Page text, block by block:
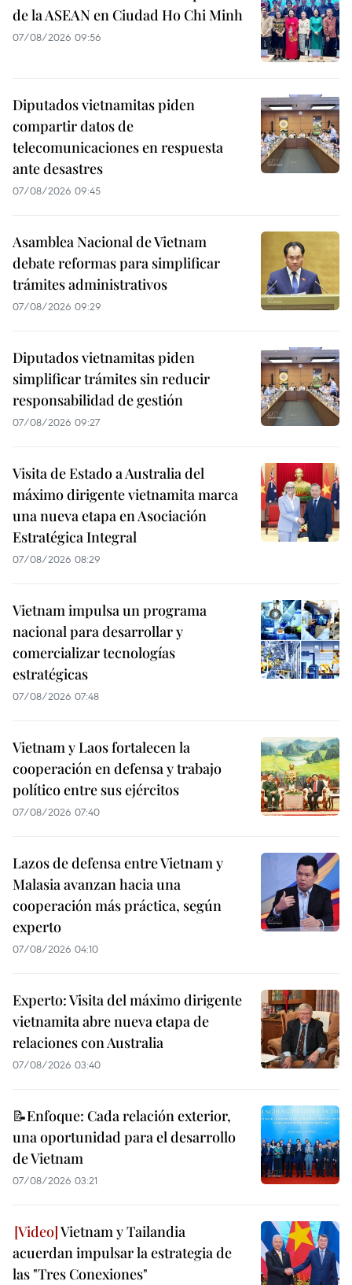
de la ASEAN en Ciudad Ho Chi Minh
07/08/2026 09:56
Diputados vietnamitas piden
compartir datos de
telecomunicaciones en respuesta
ante desastres
07/08/2026 09:45
Asamblea Nacional de Vietnam
debate reformas para simplificar
trámites administrativos
07/08/2026 09:29
Diputados vietnamitas piden
simplificar trámites sin reducir
responsabilidad de gestión
07/08/2026 09:27
Visita de Estado a Australia del
máximo dirigente vietnamita marca
una nueva etapa en Asociación
Estratégica Integral
07/08/2026 08:29
Vietnam impulsa un programa
nacional para desarrollar y
comercializar tecnologías
estratégicas
07/08/2026 07:48
Vietnam y Laos fortalecen la
cooperación en defensa y trabajo
político entre sus ejércitos
07/08/2026 07:40
Lazos de defensa entre Vietnam y
Malasia avanzan hacia una
cooperación más práctica, según
experto
07/08/2026 04:10
Experto: Visita del máximo dirigente
vietnamita abre nueva etapa de
relaciones con Australia
07/08/2026 03:40
📝Enfoque: Cada relación exterior,
una oportunidad para el desarrollo
de Vietnam
07/08/2026 03:21
Vietnam y Tailandia
acuerdan impulsar la estrategia de
las "Tres Conexiones"